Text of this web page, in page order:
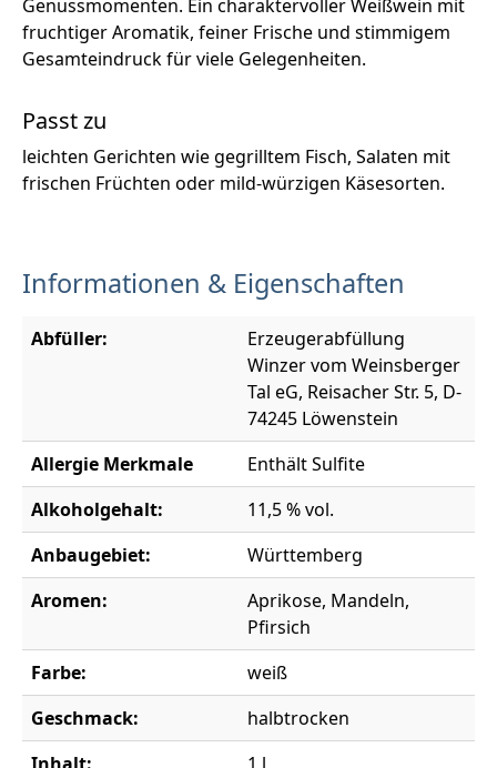
Genussmomenten. Ein charaktervoller Weißwein mit
fruchtiger Aromatik, feiner Frische und stimmigem
Gesamteindruck für viele Gelegenheiten.
Passt zu
leichten Gerichten wie gegrilltem Fisch, Salaten mit
frischen Früchten oder mild-würzigen Käsesorten.
Informationen & Eigenschaften
Abfüller:
Erzeugerabfüllung
Winzer vom Weinsberger
Tal eG, Reisacher Str. 5, D-
74245 Löwenstein
Allergie Merkmale
Enthält Sulfite
Alkoholgehalt:
11,5 % vol.
Anbaugebiet:
Württemberg
Aromen:
Aprikose, Mandeln,
Pfirsich
Farbe:
weiß
Geschmack:
halbtrocken